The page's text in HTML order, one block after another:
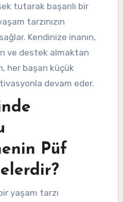
tutarak başarılı bir
tarzınızın
Kendinize inanın,
ve destek almaktan
her başarı küçük
devam eder.
Püf
yaşam tarzı